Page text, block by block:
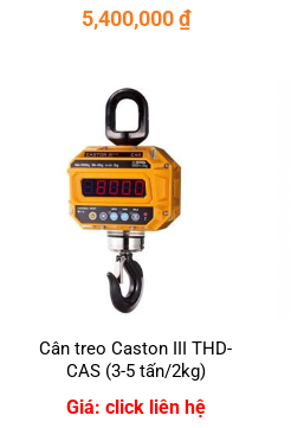
5,400,000₫
Cân treo Caston III THD-
CAS (3-5 tấn/2kg)
Giá: click liên hệ